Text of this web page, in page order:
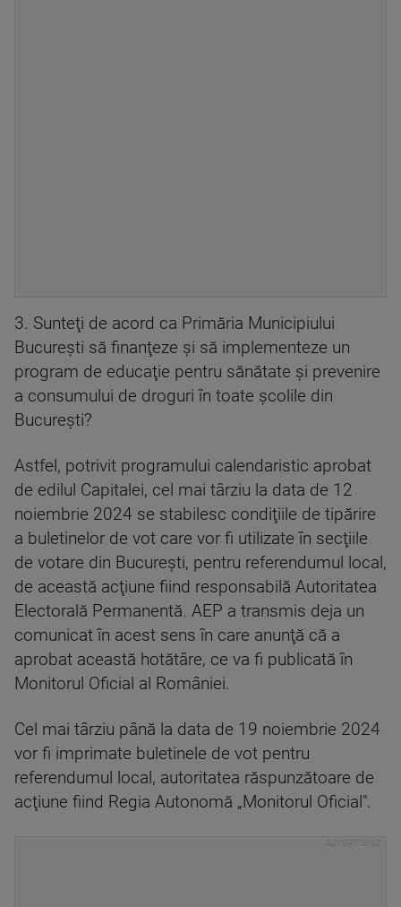
3. Sunteţi de acord ca Primăria Municipiului
Bucureşti să finanţeze şi să implementeze un
program de educaţie pentru sănătate şi prevenire
a consumului de droguri în toate şcolile din
Bucureşti?
Astfel, potrivit programului calendaristic aprobat
de edilul Capitalei, cel mai târziu la data de 12
noiembrie 2024 se stabilesc condiţiile de tipărire
a buletinelor de vot care vor fi utilizate în secţiile
de votare din Bucureşti, pentru referendumul local,
de această acţiune fiind responsabilă Autoritatea
Electorală Permanentă. AEP a transmis deja un
comunicat în acest sens în care anunţă că a
aprobat această hotătâre, ce va fi publicată în
Monitorul Oficial al României.
Cel mai târziu până la data de 19 noiembrie 2024
vor fi imprimate buletinele de vot pentru
referendumul local, autoritatea răspunzătoare de
acţiune fiind Regia Autonomă „Monitorul Oficial".